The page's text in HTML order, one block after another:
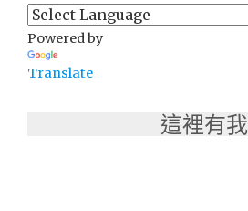
Powered by
Translate
這裡有我